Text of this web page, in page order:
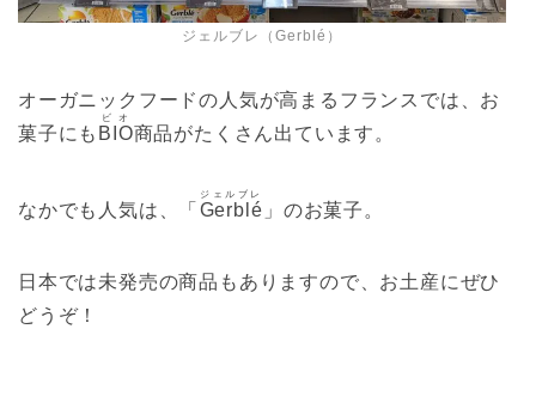
ジェルブレ（Gerblé）
オーガニックフードの人気が高まるフランスでは、お
菓子にも BIO
ビオ
商品がたくさん出ています。
なかでも人気は、「 Gerblé
ジェルブレ
」のお菓子。
日本では未発売の商品もありますので、お土産にぜひ
どうぞ！